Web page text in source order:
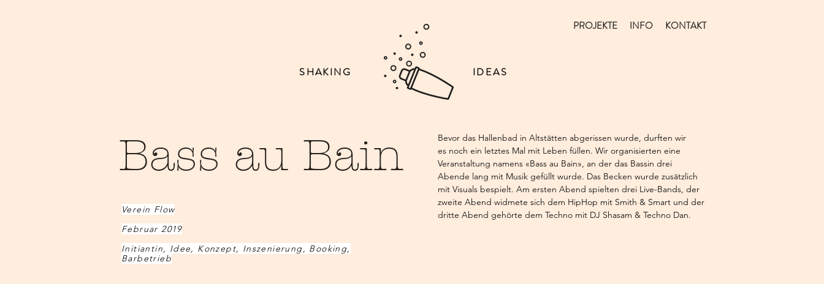
PROJEKTE INFO KONTAKT
IDEAS
Bass au Bain
Verein Flow
Februar 2019
Initiantin, Idee, Konzept, Inszenierung, Booking,
Barbetrieb
Bevor das Hallenbad in Altstätten abgerissen wurde, durften wir
es noch ein letztes Mal mit Leben füllen. Wir organisierten eine
Veranstaltung namens «Bass au Bain», an der das Bassin drei
Abende lang mit Musik gefüllt wurde. Das Becken wurde zusätzlich
mit Visuals bespielt. Am ersten Abend spielten drei Live-Bands, der
zweite Abend widmete sich dem HipHop mit Smith & Smart und der
dritte Abend gehörte dem Techno mit DJ Shasam & Techno Dan.
SHAKING